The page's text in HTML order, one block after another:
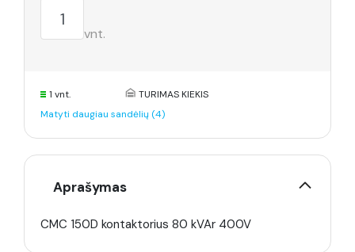
vnt.
1 vnt.
TURIMAS KIEKIS
Matyti daugiau sandėlių (4)
Aprašymas
CMC 150D kontaktorius 80 kVAr 400V